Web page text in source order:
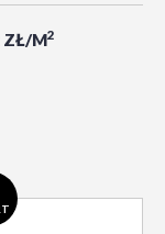
ZŁ/M2